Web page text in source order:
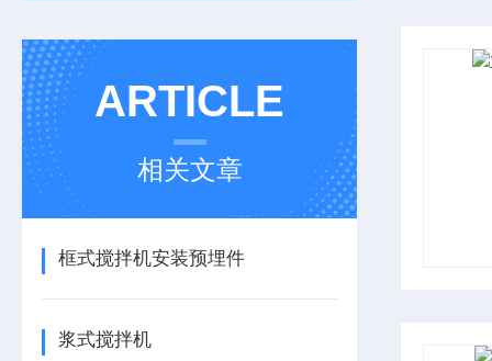
ARTICLE
相关文章
框式搅拌机安装预埋件
浆式搅拌机